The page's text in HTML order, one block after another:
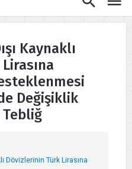
Kaynaklı
Değişiklik
Tebliğ
Dövizlerinin Türk Lirasına